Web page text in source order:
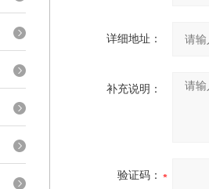
详细地址：
补充说明：
验证码：